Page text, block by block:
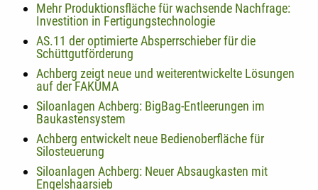
Mehr Produktionsfläche für wachsende Nachfrage:
Investition in Fertigungstechnologie
AS.11 der optimierte Absperrschieber für die
Schüttgutförderung
Achberg zeigt neue und weiterentwickelte Lösungen
auf der FAKUMA
Siloanlagen Achberg: BigBag-Entleerungen im
Baukastensystem
Achberg entwickelt neue Bedienoberfläche für
Silosteuerung
Siloanlagen Achberg: Neuer Absaugkasten mit
Engelshaarsieb